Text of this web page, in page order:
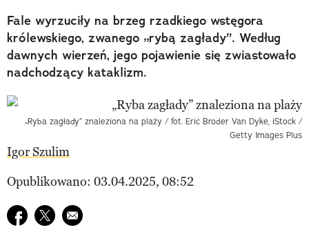
Fale wyrzuciły na brzeg rzadkiego wstęgora
królewskiego, zwanego „rybą zagłady”. Według
dawnych wierzeń, jego pojawienie się zwiastowało
nadchodzący kataklizm.
„Ryba zagłady” znaleziona na plaży / fot. Eric Broder Van Dyke, iStock /
Getty Images Plus
Igor Szulim
Opublikowano: 03.04.2025, 08:52
Udostępnij na facebook
Udostępnij na twitter
E-mail do przyjaciela